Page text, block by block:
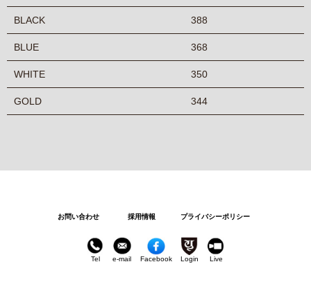
BLACK 388
BLUE 368
WHITE 350
GOLD 344
お問い合わせ 採用情報 プライバシーポリシー
Tel e-mail Facebook Login Live